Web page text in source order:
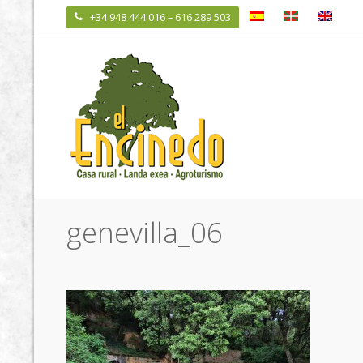
 +34 948 444 016 – 616 289 503
genevilla_06